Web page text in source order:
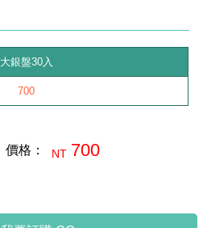
大銀盤30入
700
價格： NT 700